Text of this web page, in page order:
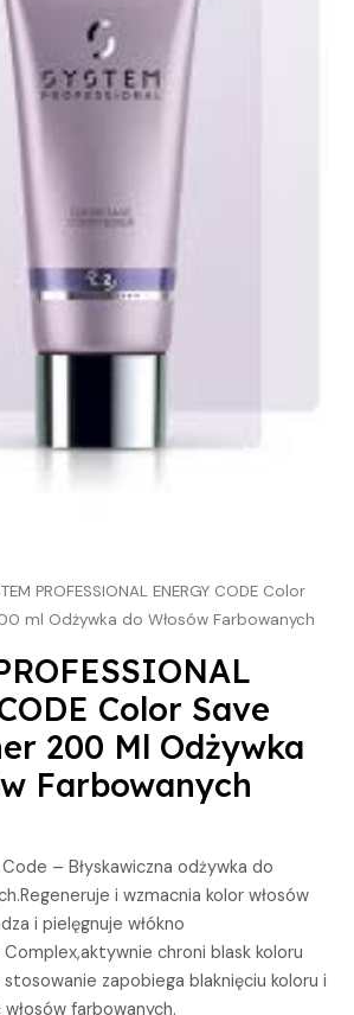
PROFESSIONAL ENERGY CODE Color
ml Odżywka do Włosów Farbowanych
Color Save
200 Ml Odżywka
Farbowanych
– Błyskawiczna odżywka do
i wzmacnia kolor włosów
i pielęgnuje włókno
Complex,aktywnie chroni blask koloru
stosowanie zapobiega blaknięciu koloru i
farbowanych.